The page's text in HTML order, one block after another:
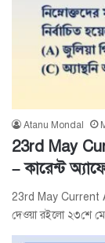
Atanu Mondal
23rd May
– কারেন্ট
23rd May Current
দেওয়া রইলো ২৩শে